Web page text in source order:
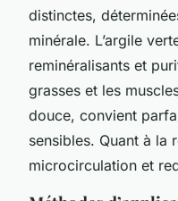
distinctes,
minérale. L’argile
reminéralisants et
grasses et les
douce, convient
sensibles. Quant à la
microcirculation et